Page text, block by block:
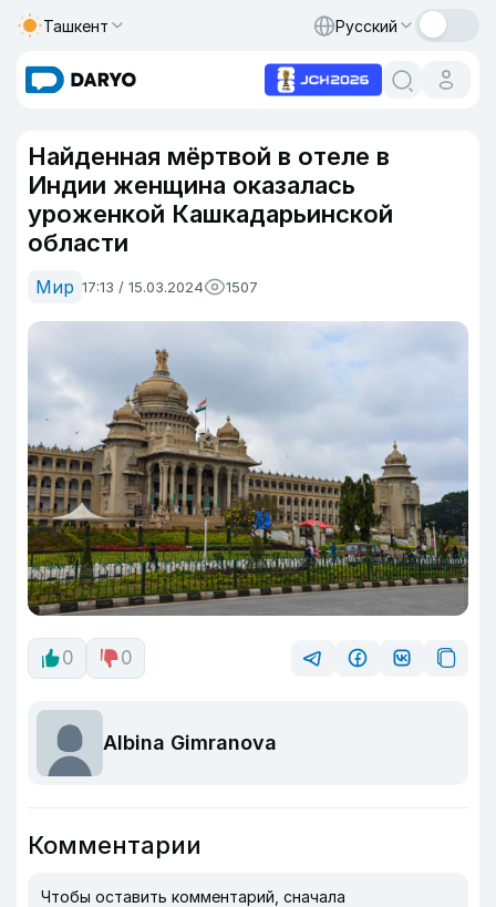
Ташкент Русский
Найденная мёртвой в отеле в
Индии женщина оказалась
уроженкой Кашкадарьинской
области
Мир 17:13 / 15.03.2024 1507
0 0
Albina Gimranova
Комментарии
Чтобы оставить комментарий, сначала